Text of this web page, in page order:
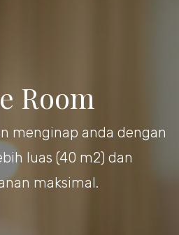
Room
menginap anda dengan
luas (40 m2) dan
maksimal.